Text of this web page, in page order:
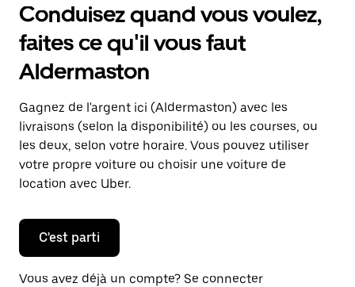
Conduisez quand vous voulez,
faites ce qu'il vous faut
Aldermaston
Gagnez de l'argent ici (Aldermaston) avec les
livraisons (selon la disponibilité) ou les courses, ou
les deux, selon votre horaire. Vous pouvez utiliser
votre propre voiture ou choisir une voiture de
location avec Uber.
C'est parti
Vous avez déjà un compte? Se connecter